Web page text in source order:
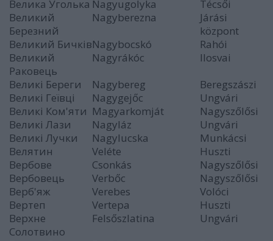
Велика Уголька Nagyugolyka
Técsői
Великий
Березний
Nagyberezna
Járási
központ
Великий БичківNagybocskó
Rahói
Великий
Раковець
Nagyrákóc
Ilosvai
Великі Береги
Nagybereg
Beregszászi
Великі Геївці
Nagygejőc
Ungvári
Великі Ком'яти Magyarkomját
Nagyszőlősi
Великі Лази
Nagyláz
Ungvári
Великі Лучки
Nagylucska
Munkácsi
Велятин
Veléte
Huszti
Вербове
Csonkás
Nagyszőlősi
Вербовець
Verbőc
Nagyszőlősi
Верб'яж
Verebes
Volóci
Вертеп
Vertepa
Huszti
Верхне
Солотвино
Felsőszlatina
Ungvári